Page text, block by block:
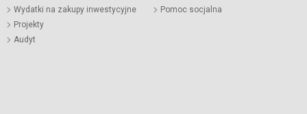
Wydatki na zakupy inwestycyjne
Projekty
Audyt
Pomoc socjalna